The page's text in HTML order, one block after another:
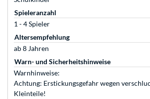
Spieleranzahl
1 - 4 Spieler
Altersempfehlung
ab 8 Jahren
Warn- und Sicherheitshinweise
Warnhinweise:
Achtung: Erstickungsgefahr wegen
Kleinteile!